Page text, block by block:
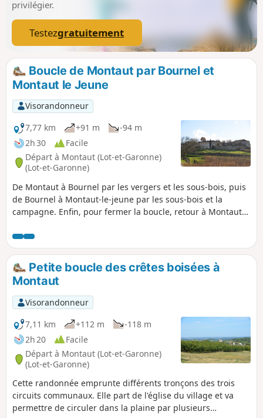
privilégier.
Testezgratuitement
Boucle de Montaut par Bournel et
Montaut le Jeune
Visorandonneur
7,77 km
+91 m
-94 m
2h 30
Facile
Départ à Montaut (Lot-et-Garonne)
(Lot-et-Garonne)
De Montaut à Bournel par les vergers et les sous-bois, puis
de Bournel à Montaut-le-jeune par les sous-bois et la
campagne. Enfin, pour fermer la boucle, retour à Montaut
Petite boucle des crêtes boisées à
Montaut
Visorandonneur
7,11 km
+112 m
-118 m
2h 20
Facile
Départ à Montaut (Lot-et-Garonne)
(Lot-et-Garonne)
Cette randonnée emprunte différents tronçons des trois
circuits communaux. Elle part de l'église du village et va
permettre de circuler dans la plaine par plusieurs